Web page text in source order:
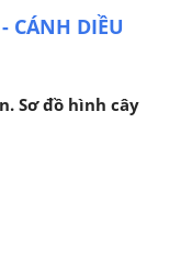
CÁNH DIỀU
Sơ đồ hình cây